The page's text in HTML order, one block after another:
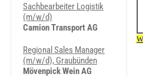
Sachbearbeiter Logistik
(m/w/d)
Camion Transport AG
Regional Sales Manager
(m/w/d), Graubünden
Mövenpick Wein AG